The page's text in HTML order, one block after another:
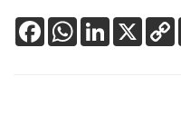
FacebookWhatsApp
LinkedIn
X